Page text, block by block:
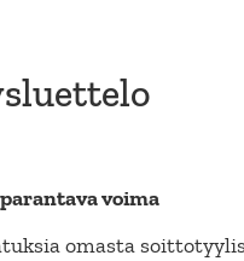
voima
omasta